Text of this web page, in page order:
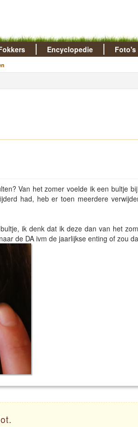
Encyclopedie Foto's
Van het zomer voelde ik een bultje
had, heb er toen meerdere
ik denk dat ik deze dan van het
de DA ivm de jaarlijkse enting of zou